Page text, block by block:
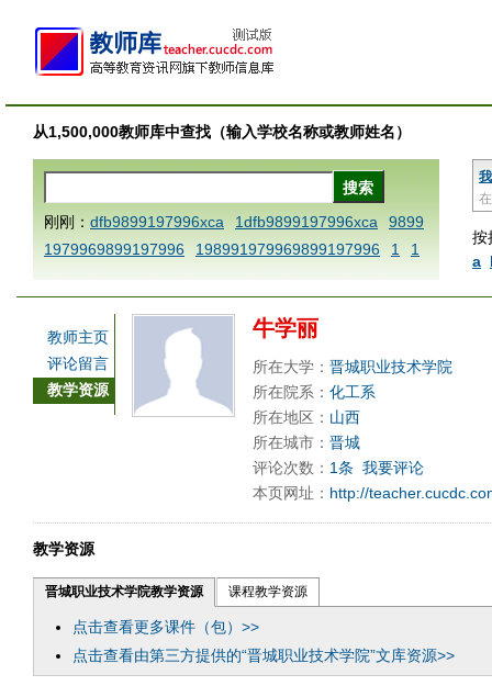
从1,500,000教师库中查找（输入学校名称或教师姓名）
按
a
刚刚： dfb9899197996xca 1dfb9899197996xca
9899
1979969899197996
198991979969899197996 1
1
AAABBBCCCdefine blablaenddefine dfbxyzendtemplat
a
1dfbmath key98991 methodmultiply operand97996x
ca
1dfbsetx9899197996xxca 1dfbthisxca
1dfbxca12
3
1dfbzzzzzzzzbbbccccdddeeexcareplacezo
1printdf
b 9899197996 xca
AAABBBCCCdefine blablaenddefin
e dfbxyzendtemplate dfbCCCBBBAAA
dfb
dfb989919
dfbmath key98991 methodmulti
dfbsetx9899197996xxca
教师主页
评论留言
教学资源
牛学丽
所在大学： 晋城职业技术学院
所在院系： 化工系
所在地区： 山西
所在城市： 晋城
评论次数： 1条 我要评论
本页网址： http://
教学资源
晋城职业技术学院教学资源 课程教学资源
点击查看更多课件（包）>>
点击查看由第三方提供的“晋城职业技术学院”文库资源>>